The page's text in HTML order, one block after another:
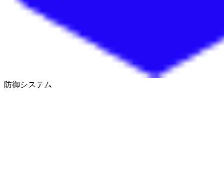
防御システム